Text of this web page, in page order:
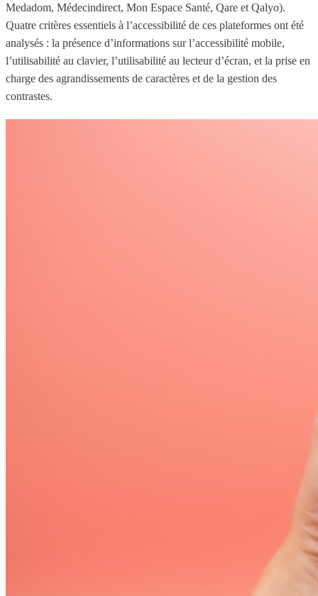
Medadom, Médecindirect, Mon Espace Santé, Qare et Qalyo).
Quatre critères essentiels à l’accessibilité de ces plateformes ont été
analysés : la présence d’informations sur l’accessibilité mobile,
l’utilisabilité au clavier, l’utilisabilité au lecteur d’écran, et la prise en
charge des agrandissements de caractères et de la gestion des
contrastes.